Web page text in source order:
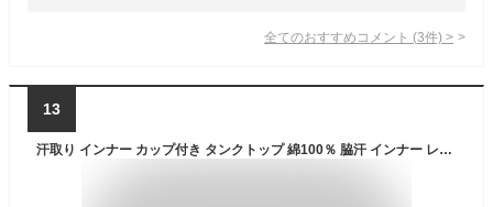
全てのおすすめコメント (3件) >
13
汗取り インナー カップ付き タンクトップ 綿100％ 脇汗 インナー レディース 綿100％ わき汗取りパッド付き 汗ジミ対策 汗染み防止 大きいサイズ 汗対策 汗取りパッド付き 春夏 綿素材 レディース ノースリーブ シャツ 吸汗速乾 白 ホワイト ベージュ オフホワイト M/L/LL